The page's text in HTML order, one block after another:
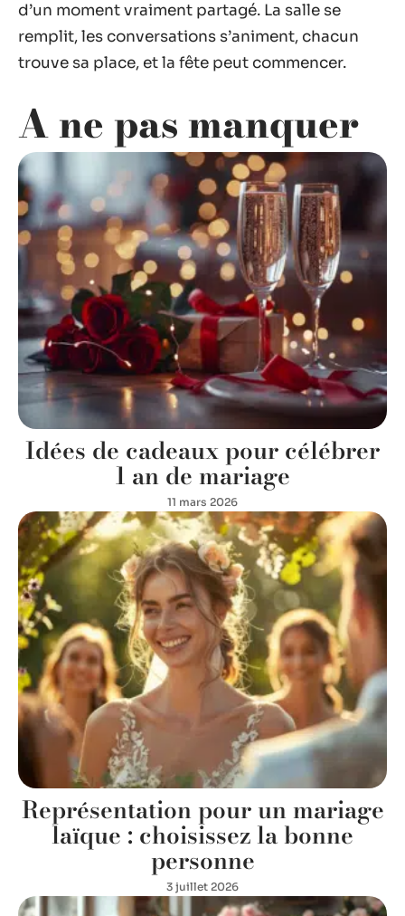
d’un moment vraiment partagé. La salle se
remplit, les conversations s’animent, chacun
trouve sa place, et la fête peut commencer.
A ne pas manquer
Idées de cadeaux pour célébrer
1 an de mariage
11 mars 2026
Représentation pour un mariage
laïque : choisissez la bonne
personne
3 juillet 2026